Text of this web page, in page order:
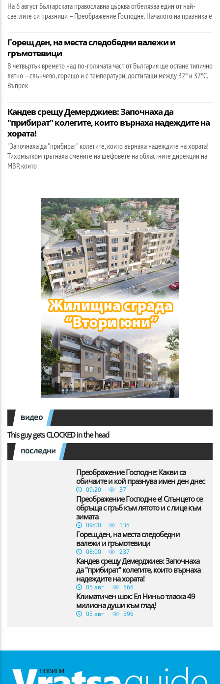
На 6 август Българската православна църква отбелязва един от най-
светлите си празници – Преображение Господне. Началото на празника е
Горещ ден, на места следобедни валежи и
гръмотевици
В четвъртък времето над по-голямата част от България ще остане типично
лятно – слънчево, горещо и с температури, достигащи между 32° и 37°C.
Въпрек
Кандев срещу Демерджиев: Започнаха да
"прибират" колегите, които върнаха надеждите на
хората!
"Започнаха да "прибират" колегите, които върнаха надеждите на хората!
Тихомълком тръгнаха смените на шефовете на областните дирекции на
МВР, които
видео
This guy gets CLOCKED in the head
последни
Преображение Господне: Какви са
обичаите и кой празнува имен ден днес
09:20 37
Преображение Господне е! Слънцето се
обръща с гръб към лятото и с лице към
зимата
09:00 135
Горещ ден, на места следобедни
валежи и гръмотевици
08:00 237
Кандев срещу Демерджиев: Започнаха
да "прибират" колегите, които върнаха
надеждите на хората!
05 авг 566
Климатичен шок: Ел Ниньо тласка 49
милиона души към глад!
05 авг 596